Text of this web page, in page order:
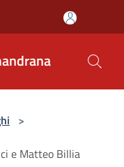
>
e Matteo Billia